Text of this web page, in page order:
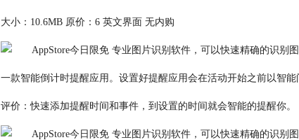
大小：10.6MB 原价：6 英文界面 无内购
一款智能倒计时提醒应用。设置好提醒应用会在活动开始之前以智能
评价：快速添加提醒时间和事件，到设置的时间就会智能的提醒你。